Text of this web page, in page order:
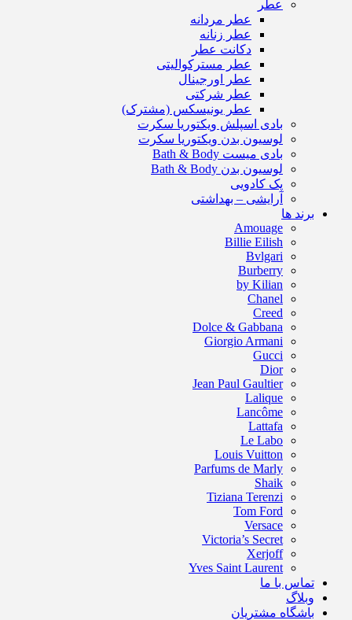
عطر
عطر مردانه
عطر زنانه
دکانت عطر
عطر مسترکوالیتی
عطر اورجینال
عطر شرکتی
عطر یونیسکس (مشترک)
بادی اسپلش ویکتوریا سکرت
لوسیون بدن ویکتوریا سکرت
بادی میست Bath & Body
لوسیون بدن Bath & Body
پک کادویی
آرایشی – بهداشتی
برند ها
Amouage
Billie Eilish
Bvlgari
Burberry
by Kilian
Chanel
Creed
Dolce & Gabbana
Giorgio Armani
Gucci
Dior
Jean Paul Gaultier
Lalique
Lancôme
Lattafa
Le Labo
Louis Vuitton
Parfums de Marly
Shaik
Tiziana Terenzi
Tom Ford
Versace
Victoria’s Secret
Xerjoff
Yves Saint Laurent
تماس با ما
وبلاگ
باشگاه مشتریان